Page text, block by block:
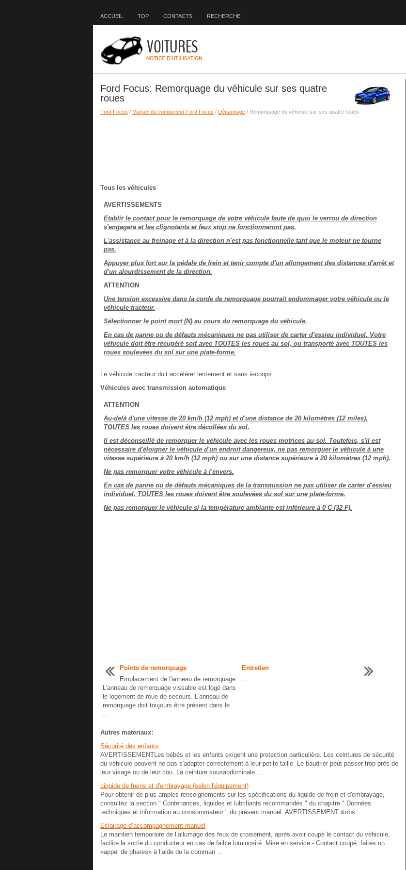
ACCUEIL TOP CONTACTS RECHERCHE
Ford Focus: Remorquage du véhicule sur ses quatre
roues
Ford Focus / Manuel du conducteur Ford Focus / Dépannage / Remorquage du véhicule sur ses quatre roues
Tous les véhicules
AVERTISSEMENTS
Etablir le contact pour le remorquage de votre véhicule faute de quoi le verrou de direction
s'engagera et les clignotants et feux stop ne fonctionneront pas.
L'assistance au freinage et à la direction n'est pas fonctionnelle tant que le moteur ne tourne
pas.
Appuyer plus fort sur la pédale de frein et tenir compte d'un allongement des distances d'arrêt et
d'un alourdissement de la direction.
ATTENTION
Une tension excessive dans la corde de remorquage pourrait endommager votre véhicule ou le
véhicule tracteur.
Sélectionner le point mort (N) au cours du remorquage du véhicule.
En cas de panne ou de défauts mécaniques ne pas utiliser de carter d'essieu individuel. Votre
véhicule doit être récupéré soit avec TOUTES les roues au sol, ou transporté avec TOUTES les
roues soulevées du sol sur une plate-forme.
Le véhicule tracteur doit accélérer lentement et sans à-coups.
Véhicules avec transmission automatique
ATTENTION
Au-delà d'une vitesse de 20 km/h (12 mph) et d'une distance de 20 kilomètres (12 miles),
TOUTES les roues doivent être décollées du sol.
Il est déconseillé de remorquer le véhicule avec les roues motrices au sol. Toutefois, s'il est
nécessaire d'éloigner le véhicule d'un endroit dangereux, ne pas remorquer le véhicule à une
vitesse supérieure à 20 km/h (12 mph) ou sur une distance supérieure à 20 kilomètres (12 mph).
Ne pas remorquer votre véhicule à l'envers.
En cas de panne ou de défauts mécaniques de la transmission ne pas utiliser de carter d'essieu
individuel. TOUTES les roues doivent être soulevées du sol sur une plate-forme.
Ne pas remorquer le véhicule si la température ambiante est inférieure à 0 C (32 F).
Points de remorquage
Emplacement de l'anneau de remorquage
L'anneau de remorquage vissable est logé dans
le logement de roue de secours. L'anneau de
remorquage doit toujours être présent dans le
...
Entretien
...
Autres materiaux:
Sécurité des enfants
AVERTISSEMENTLes bébés et les enfants exigent une protection particulière. Les ceintures de sécurité
du véhicule peuvent ne pas s'adapter correctement à leur petite taille. Le baudrier peut passer trop près de
leur visage ou de leur cou. La ceinture sousabdominale ...
Liquide de freins et d'embrayage (selon l'équipement)
Pour obtenir de plus amples renseignements sur les spécifications du liquide de frein et d'embrayage,
consultez la section " Contenances, liquides et lubrifiants recommandés " du chapitre " Données
techniques et information au consommateur " du présent manuel. AVERTISSEMENT &nbs ...
Eclairage d’accompagnement manuel
Le maintien temporaire de l’allumage des feux de croisement, après avoir coupé le contact du véhicule,
facilite la sortie du conducteur en cas de faible luminosité. Mise en service - Contact coupé, faites un
«appel de phares» à l’aide de la comman ...